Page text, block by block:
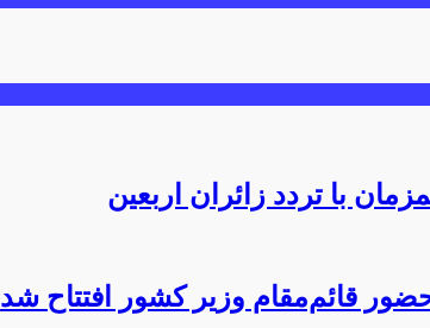
قائم‌مقام وزیر کشور افتتاح شد